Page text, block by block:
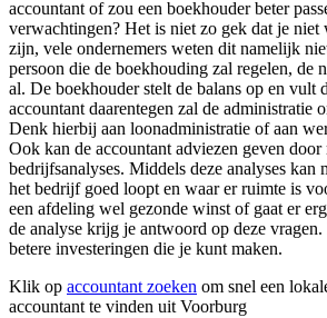
accountant of zou een boekhouder beter
verwachtingen? Het is niet zo gek dat je niet
zijn, vele ondernemers weten dit namelijk
persoon die de boekhouding zal regelen, de
al. De boekhouder stelt de balans op en vult
accountant daarentegen zal de administratie
Denk hierbij aan loonadministratie of aan
Ook kan de accountant adviezen geven door
bedrijfsanalyses. Middels deze analyses kan
het bedrijf goed loopt en waar er ruimte is
een afdeling wel gezonde winst of gaat er
de analyse krijg je antwoord op deze
betere investeringen die je kunt maken.
Klik op accountant zoeken om snel een
accountant te vinden uit Voorburg